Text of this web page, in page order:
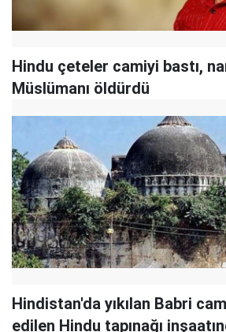
Hindu çeteler camiyi bastı,
Müslümanı öldürdü
Hindistan'da yıkılan Babri
edilen Hindu tapınağı